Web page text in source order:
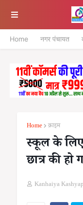
Home नगर पंचायत
Home क्राइम
स्कूल के
छात्र की हो
Kanhaiya Kashyap